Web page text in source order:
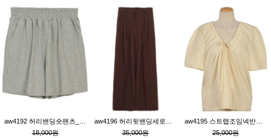
18,000원
35,000원
25,000원